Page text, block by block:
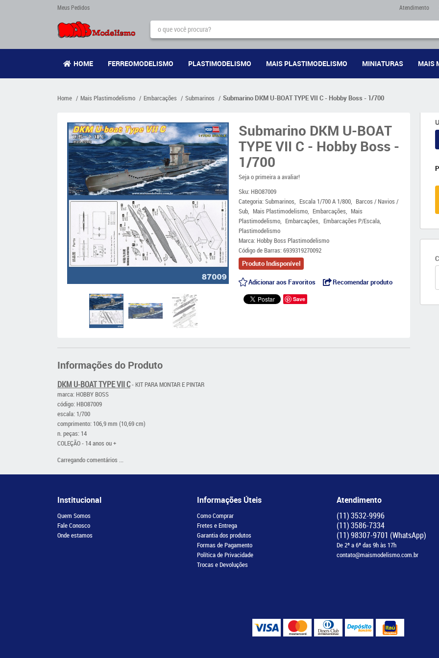
Meus Pedidos Atendimento
HOME FERREOMODELISMO PLASTIMODELISMO MAIS PLASTIMODELISMO MINIATURAS MAIS
Home Mais Plastimodelismo Embarcações Submarinos Submarino DKM U-BOAT TYPE VII C - Hobby Boss - 1/700
Submarino DKM U-BOAT
TYPE VII C - Hobby Boss -
1/700
Seja o primeira a avaliar!
Sku: HBO87009
Categoria:Submarinos Escala 1/700 A 1/800
Barcos / Navios /
Sub
Mais Plastimodelismo Embarcações
Mais
Plastimodelismo
Embarcações
Embarcações P/Escala
Plastimodelismo
Marca: Hobby Boss Plastimodelismo
Código de Barras:6939319270092
Produto Indisponível
Adicionar aos Favoritos Recomendar produto
Save
Informações do Produto
DKM U-BOAT TYPE VII C- KIT PARA MONTAR E PINTAR
marca: HOBBY BOSS
código: HBO87009
escala: 1/700
comprimento: 106,9 mm (10,69 cm)
n. peças: 14
COLEÇÃO - 14 anos ou +
Carregando comentários ...
Institucional
Quem Somos
Fale Conosco
Onde estamos
Informações Úteis
Como Comprar
Fretes e Entrega
Garantia dos produtos
Formas de Pagamento
Política de Privacidade
Trocas e Devoluções
Atendimento
(11)3532-9996
(11)3586-7334
(11)98307-9701 (WhatsApp)
De 2ª a 6ª das 9h às 17h
contato@maismodelismo.com.br